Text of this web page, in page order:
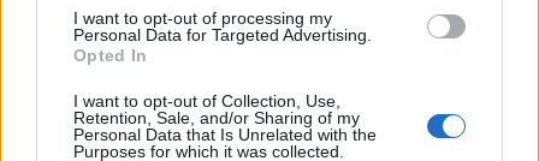
I want to opt-out of processing my
Personal Data for Targeted Advertising.
Opted In
I want to opt-out of Collection, Use,
Retention, Sale, and/or Sharing of my
Personal Data that Is Unrelated with the
Purposes for which it was collected.
X